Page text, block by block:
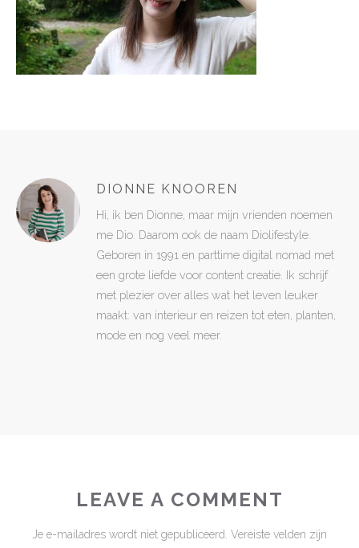
DIONNE KNOOREN
Hi, ik ben Dionne, maar mijn vrienden noemen
me Dio. Daarom ook de naam Diolifestyle.
Geboren in 1991 en parttime digital nomad met
een grote liefde voor content creatie. Ik schrijf
met plezier over alles wat het leven leuker
maakt: van interieur en reizen tot eten, planten,
mode en nog veel meer.
LEAVE A COMMENT
Je e-mailadres wordt niet gepubliceerd. Vereiste velden zijn